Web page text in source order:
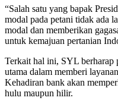
“Salah satu yang bapak
modal pada petani tidak ada
modal dan memberikan
untuk kemajuan pertanian
Terkait hal ini, SYL berharap
utama dalam memberi
Kehadiran bank akan
hulu maupun hilir.